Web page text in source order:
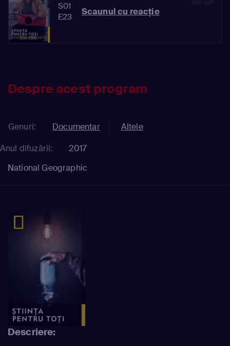
S01
E23
Scaunul cu reacție
Despre acest program
Genuri: Documentar
Altele
Anul difuzării:
2017
National Geographic
Descriere: